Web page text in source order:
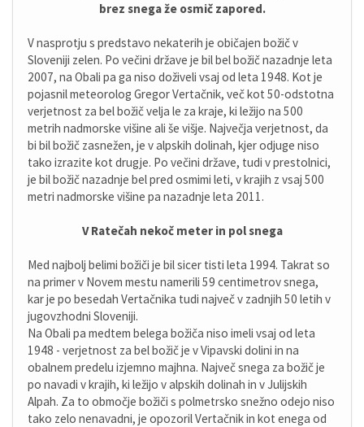
brez snega že osmič zapored.
V nasprotju s predstavo nekaterih je običajen božič v
Sloveniji zelen. Po večini države je bil bel božič nazadnje leta
2007, na Obali pa ga niso doživeli vsaj od leta 1948. Kot je
pojasnil meteorolog Gregor Vertačnik, več kot 50-odstotna
verjetnost za bel božič velja le za kraje, ki ležijo na 500
metrih nadmorske višine ali še višje. Največja verjetnost, da
bi bil božič zasnežen, je v alpskih dolinah, kjer odjuge niso
tako izrazite kot drugje. Po večini države, tudi v prestolnici,
je bil božič nazadnje bel pred osmimi leti, v krajih z vsaj 500
metri nadmorske višine pa nazadnje leta 2011.
V Ratečah nekoč meter in pol snega
Med najbolj belimi božiči je bil sicer tisti leta 1994. Takrat so
na primer v Novem mestu namerili 59 centimetrov snega,
kar je po besedah Vertačnika tudi največ v zadnjih 50 letih v
jugovzhodni Sloveniji.
Na Obali pa medtem belega božiča niso imeli vsaj od leta
1948 - verjetnost za bel božič je v Vipavski dolini in na
obalnem predelu izjemno majhna. Največ snega za božič je
po navadi v krajih, ki ležijo v alpskih dolinah in v Julijskih
Alpah. Za to območje božiči s polmetrsko snežno odejo niso
tako zelo nenavadni, je opozoril Vertačnik in kot enega od